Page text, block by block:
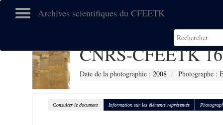
Archives scientifiques du CFEETK
CNRS-CFEETK
Date de la photographie : 2008 Photographe :
Consulter le document Information sur les éléments représentés